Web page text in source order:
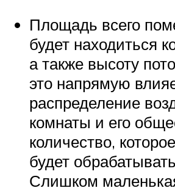
Площадь всего
будет находиться
а также высоту
это напрямую
распределение
комнаты и его
количество,
будет
Слишком